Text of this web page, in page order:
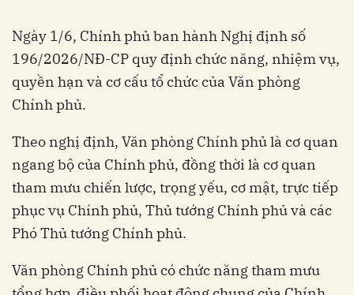
Ngày 1/6, Chính phủ ban hành Nghị định số
196/2026/NĐ-CP quy định chức năng, nhiệm vụ,
quyền hạn và cơ cấu tổ chức của Văn phòng
Chính phủ.
Theo nghị định, Văn phòng Chính phủ là cơ quan
ngang bộ của Chính phủ, đồng thời là cơ quan
tham mưu chiến lược, trọng yếu, cơ mật, trực tiếp
phục vụ Chính phủ, Thủ tướng Chính phủ và các
Phó Thủ tướng Chính phủ.
Văn phòng Chính phủ có chức năng tham mưu